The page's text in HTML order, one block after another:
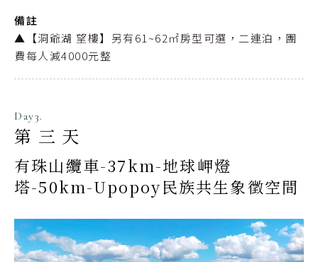
備註
▲【洞爺湖 望樓】另有61~62㎡房型可選，二連泊，團
費每人減4000元整
Day3.
第三天
有珠山纜車-37km-地球岬燈
塔-50km-Upopoy民族共生象徵空間